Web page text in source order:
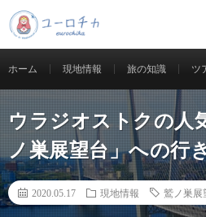
ホーム 現地情報 旅の知識 ツ
ウラジオストクの人
ノ巣展望台」への行
2020.05.17 現地情報 鷲ノ巣展